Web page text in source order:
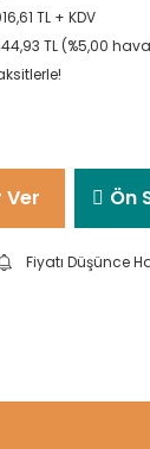
TL + KDV
TL (%5,00
Ver Ön
Fiyatı Düşünce